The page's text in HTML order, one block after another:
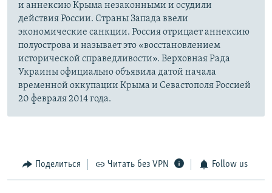
и аннексию Крыма незаконными и осудили
действия России. Страны Запада ввели
экономические санкции. Россия отрицает аннексию
полуострова и называет это «восстановлением
исторической справедливости». Верховная Рада
Украины официально объявила датой начала
временной оккупации Крыма и Севастополя Россией
20 февраля 2014 года.
Поделиться Читать без VPN Follow us